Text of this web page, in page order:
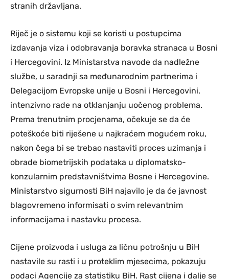
stranih državljana.
Riječ je o sistemu koji se koristi u postupcima
izdavanja viza i odobravanja boravka stranaca u Bosni
i Hercegovini. Iz Ministarstva navode da nadležne
službe, u saradnji sa međunarodnim partnerima i
Delegacijom Evropske unije u Bosni i Hercegovini,
intenzivno rade na otklanjanju uočenog problema.
Prema trenutnim procjenama, očekuje se da će
poteškoće biti riješene u najkraćem mogućem roku,
nakon čega bi se trebao nastaviti proces uzimanja i
obrade biometrijskih podataka u diplomatsko-
konzularnim predstavništvima Bosne i Hercegovine.
Ministarstvo sigurnosti BiH najavilo je da će javnost
blagovremeno informisati o svim relevantnim
informacijama i nastavku procesa.
Cijene proizvoda i usluga za ličnu potrošnju u BiH
nastavile su rasti i u proteklim mjesecima, pokazuju
podaci Agencije za statistiku BiH. Rast cijena i dalje se